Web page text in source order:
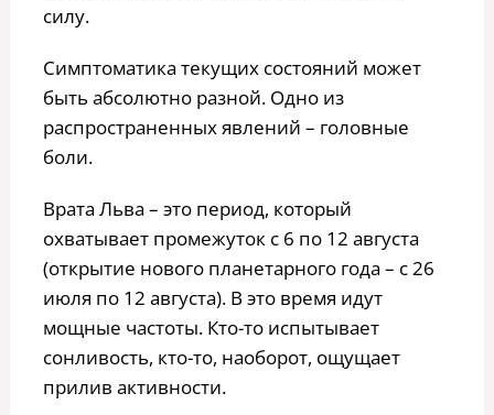
силу.
Симптоматика текущих состояний может
быть абсолютно разной. Одно из
распространенных явлений – головные
боли.
Врата Льва – это период, который
охватывает промежуток с 6 по 12 августа
(открытие нового планетарного года – с 26
июля по 12 августа). В это время идут
мощные частоты. Кто-то испытывает
сонливость, кто-то, наоборот, ощущает
прилив активности.